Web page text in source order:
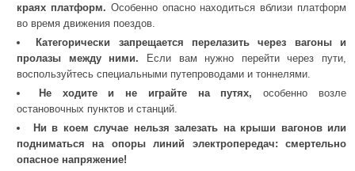
краях платформ. Особенно опасно находиться вблизи платформ
во время движения поездов.
Категорически запрещается перелазить через вагоны и
пролазы между ними.
Если вам нужно перейти через пути,
воспользуйтесь специальными путепроводами и тоннелями.
Не ходите и не играйте на путях,особенно возле
остановочных пунктов и станций.
Ни в коем случае нельзя залезать на крыши вагонов или
подниматься на опоры линий электропередач: смертельно
опасное напряжение!